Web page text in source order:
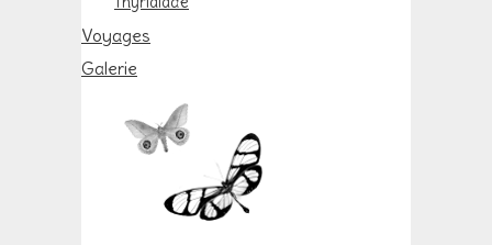
Voyages
Galerie